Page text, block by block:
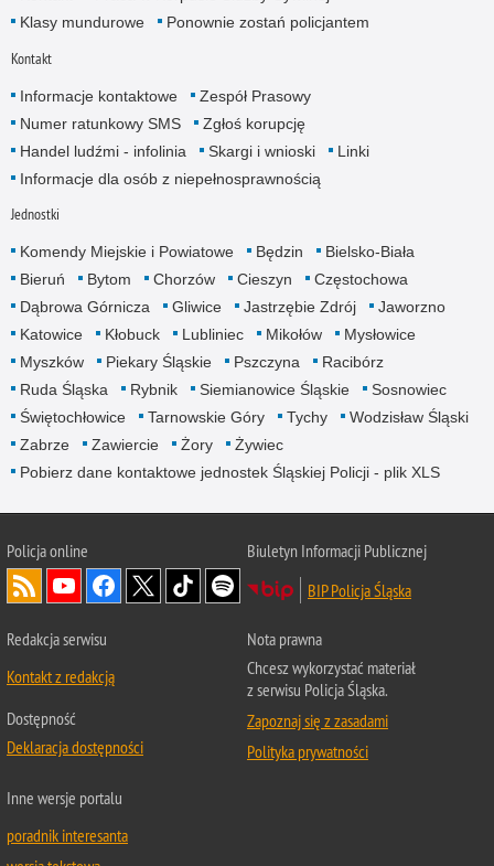
Klasy mundurowe
Ponownie zostań policjantem
Kontakt
Informacje kontaktowe
Zespół Prasowy
Numer ratunkowy SMS
Zgłoś korupcję
Handel ludźmi - infolinia
Skargi i wnioski
Linki
Informacje dla osób z niepełnosprawnością
Jednostki
Komendy Miejskie i Powiatowe Będzin
Bielsko-Biała
Bieruń
Bytom Chorzów Cieszyn
Częstochowa
Dąbrowa Górnicza
Gliwice Jastrzębie Zdrój
Jaworzno
Katowice
Kłobuck Lubliniec Mikołów
Mysłowice
Myszków
Piekary Śląskie Pszczyna
Racibórz
Ruda Śląska
Rybnik Siemianowice Śląskie
Sosnowiec
Świętochłowice
Tarnowskie Góry Tychy
Wodzisław Śląski
Zabrze
Zawiercie Żory
Żywiec
Pobierz dane kontaktowe jednostek Śląskiej Policji - plik XLS
Policja online
Biuletyn Informacji Publicznej
BIP Policja Śląska
Redakcja serwisu
Kontakt z redakcją
Dostępność
Deklaracja dostępności
Nota prawna
Chcesz wykorzystać materiał
z serwisu Policja Śląska.
Zapoznaj się z zasadami
Polityka prywatności
Inne wersje portalu
poradnik interesanta